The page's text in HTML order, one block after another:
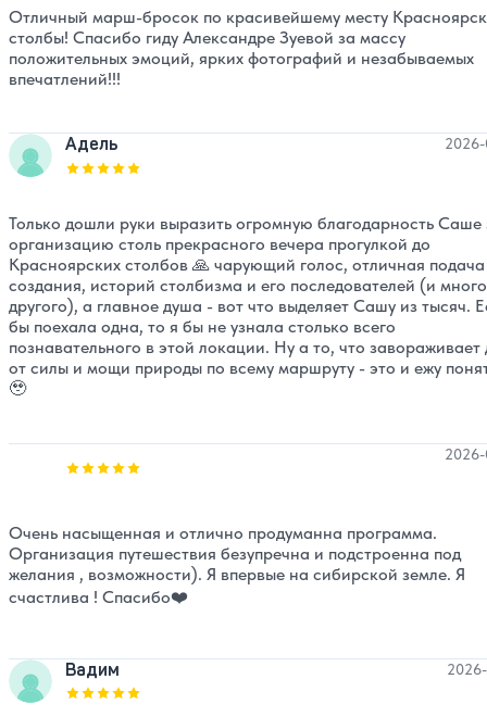
Отличный марш-бросок по красивейшему месту
столбы! Спасибо гиду Александре Зуевой за массу
положительных эмоций, ярких фотографий и незабываемых
впечатлений!!!
Адель
Оценка, количество звезд:
Только дошли руки выразить огромную благодарность Саше
организацию столь прекрасного вечера прогулкой до
Красноярских столбов 🙏 чарующий голос, отличная подача
создания, историй столбизма и его последователей (и
другого), а главное душа - вот что выделяет Сашу из тысяч.
бы поехала одна, то я бы не узнала столько всего
познавательного в этой локации. Ну а то, что завораживает
от силы и мощи природы по всему маршруту - это и ежу
🥹
Оценка, количество звезд:
Очень насыщенная и отлично продуманна программа.
Организация путешествия безупречна и подстроенна под
желания , возможности). Я впервые на сибирской земле. Я
счастлива ! Спасибо❤️
Вадим
Оценка, количество звезд: